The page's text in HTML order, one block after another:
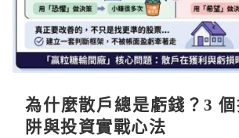
為什麼散戶總是虧錢？3
阱與投資實戰心法